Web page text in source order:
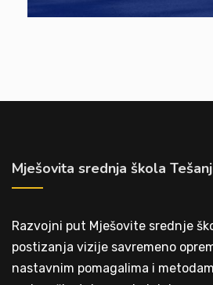
Mješovita srednja škola Tešanj
Razvojni put Mješovite srednje
postizanja vizije savremeno
nastavnim pomagalima i